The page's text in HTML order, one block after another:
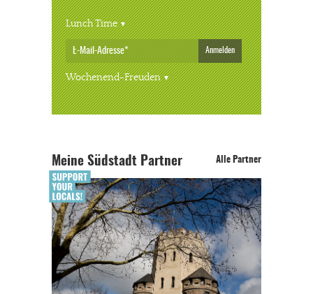
Lunch Time
Anmelden
Wochenend-Freuden
Meine Südstadt Partner Alle Partner